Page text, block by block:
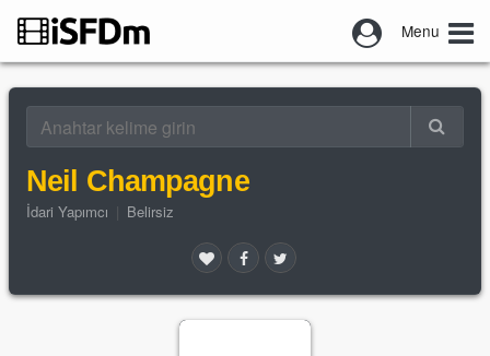
Menu
Neil Champagne
İdari Yapımcı Belirsiz